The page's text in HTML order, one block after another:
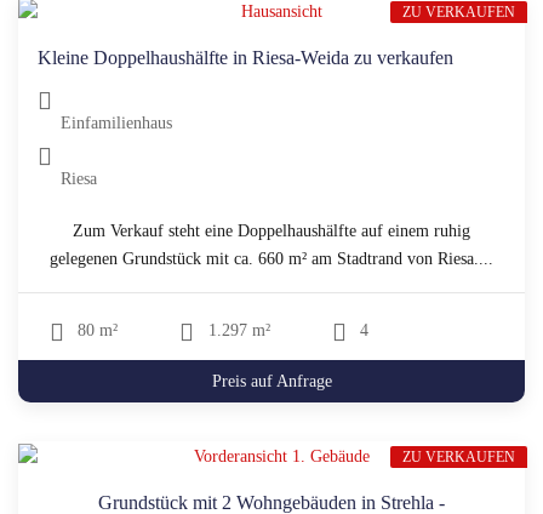
Kleine Doppelhaushälfte in Riesa-Weida zu verkaufen
Einfamilienhaus
Riesa
Zum Verkauf steht eine Doppelhaushälfte auf einem ruhig
gelegenen Grundstück mit ca. 660 m² am Stadtrand von Riesa....
80 m² 1.297 m² 4
Preis auf Anfrage
ZU VERKAUFEN
Grundstück mit 2 Wohngebäuden in Strehla -
ZU VERKAUFEN